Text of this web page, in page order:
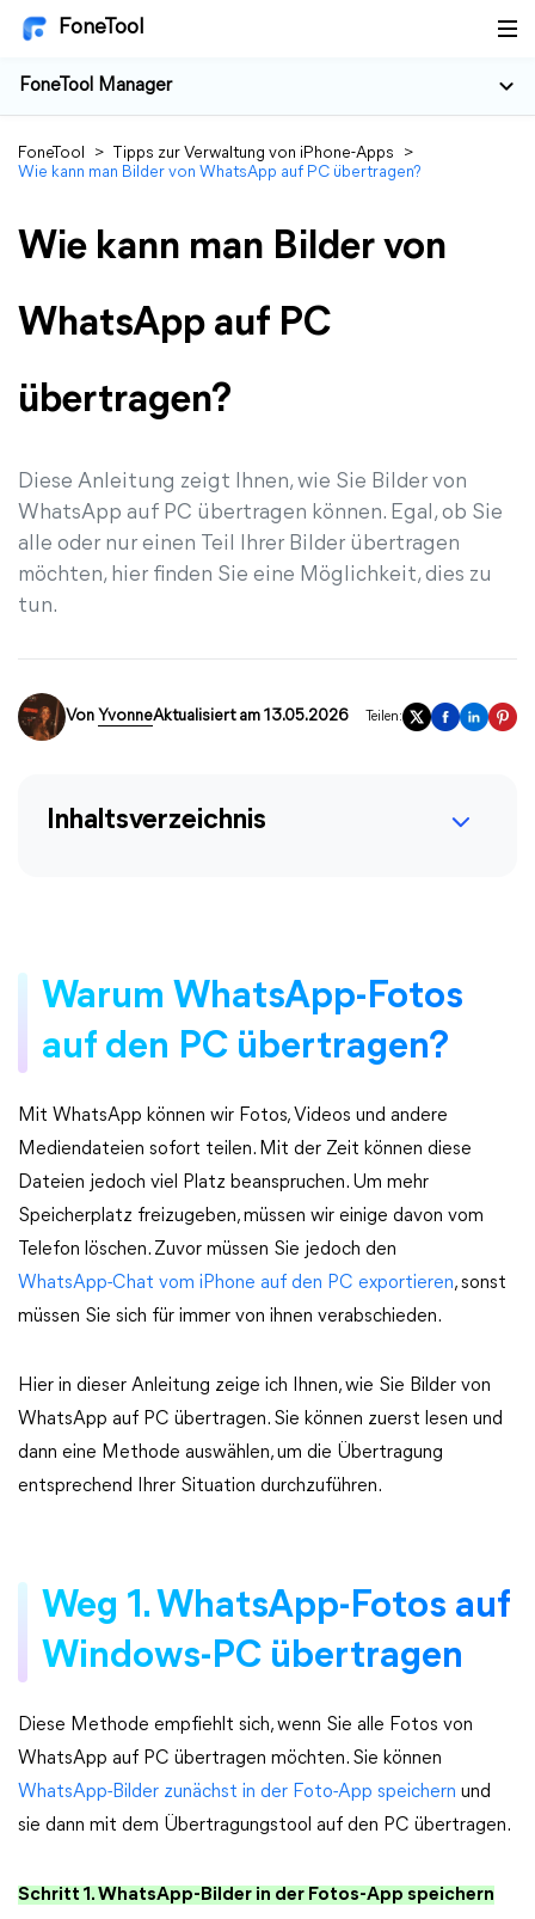
FoneTool
FoneTool Manager
FoneTool > Tipps zur Verwaltung von iPhone-Apps
>
Wie kann man Bilder von WhatsApp auf PC übertragen?
Wie kann man Bilder von
WhatsApp auf PC
übertragen?
Diese Anleitung zeigt Ihnen, wie Sie Bilder von
WhatsApp auf PC übertragen können. Egal, ob Sie
alle oder nur einen Teil Ihrer Bilder übertragen
möchten, hier finden Sie eine Möglichkeit, dies zu
tun.
Von YvonneAktualisiert am 13.05.2026 Teilen:
Inhaltsverzeichnis
Warum WhatsApp-Fotos
auf den PC übertragen?
Mit WhatsApp können wir Fotos, Videos und andere
Mediendateien sofort teilen. Mit der Zeit können diese
Dateien jedoch viel Platz beanspruchen. Um mehr
Speicherplatz freizugeben, müssen wir einige davon vom
Telefon löschen. Zuvor müssen Sie jedoch den
WhatsApp-Chat vom iPhone auf den PC exportieren, sonst
müssen Sie sich für immer von ihnen verabschieden.
Hier in dieser Anleitung zeige ich Ihnen, wie Sie Bilder von
WhatsApp auf PC übertragen. Sie können zuerst lesen und
dann eine Methode auswählen, um die Übertragung
entsprechend Ihrer Situation durchzuführen.
Weg 1. WhatsApp-Fotos auf
Windows-PC übertragen
Diese Methode empfiehlt sich, wenn Sie alle Fotos von
WhatsApp auf PC übertragen möchten. Sie können
WhatsApp-Bilder zunächst in der Foto-App speichern und
sie dann mit dem Übertragungstool auf den PC übertragen.
Schritt 1. WhatsApp-Bilder in der Fotos-App speichern